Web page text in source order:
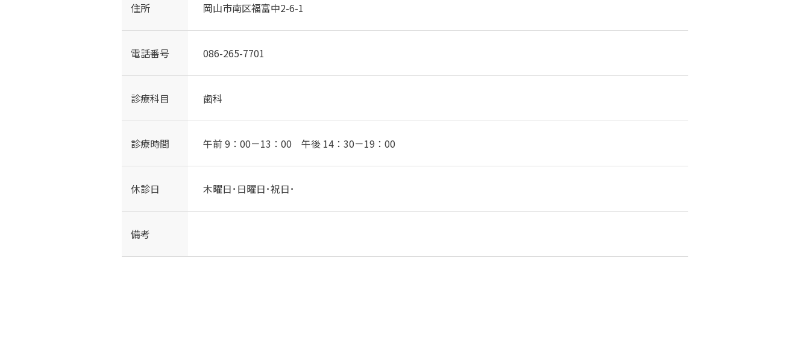
住所 岡山市南区福富中2-6-1
電話番号 086-265-7701
診療科目 歯科
診療時間 午前 9：00－13：00 午後 14：30－19：00
休診日 木曜日･日曜日･祝日･
備考